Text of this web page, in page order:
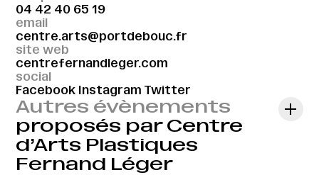
04 42 40 65 19
email
centre.arts@portdebouc.fr
site web
centrefernandleger.com
social
Facebook Instagram Twitter
Autres évènements
proposés par Centre
d’Arts Plastiques
Fernand Léger